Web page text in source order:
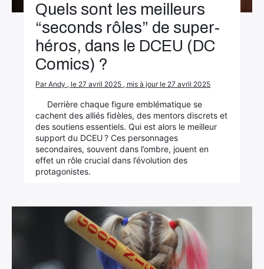
Quels sont les meilleurs
“seconds rôles” de super-
héros, dans le DCEU (DC
Comics) ?
Par Andy , le 27 avril 2025 , mis à jour le 27 avril 2025
Derrière chaque figure emblématique se
cachent des alliés fidèles, des mentors discrets et
des soutiens essentiels. Qui est alors le meilleur
support du DCEU ? Ces personnages
secondaires, souvent dans l’ombre, jouent en
effet un rôle crucial dans l’évolution des
protagonistes.